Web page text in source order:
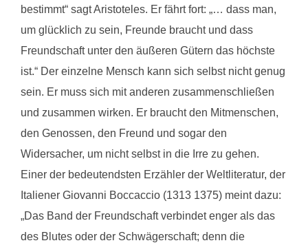
bestimmt“ sagt Aristoteles. Er fährt fort: „… dass man,
um glücklich zu sein, Freunde braucht und dass
Freundschaft unter den äußeren Gütern das höchste
ist.“ Der einzelne Mensch kann sich selbst nicht genug
sein. Er muss sich mit anderen zusammenschließen
und zusammen wirken. Er braucht den Mitmenschen,
den Genossen, den Freund und sogar den
Widersacher, um nicht selbst in die Irre zu gehen.
Einer der bedeutendsten Erzähler der Weltliteratur, der
Italiener Giovanni Boccaccio (1313 1375) meint dazu:
„Das Band der Freundschaft verbindet enger als das
des Blutes oder der Schwägerschaft; denn die